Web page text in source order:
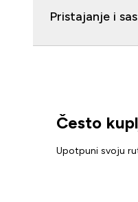
Pristajanje i
Često
Upotpuni svoju